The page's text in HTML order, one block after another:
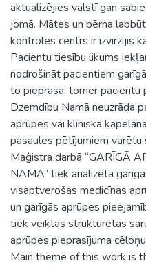
aktualizējies valstī gan
jomā. Mātes un bērna
kontroles centrs ir izvirzījis
Pacientu tiesību likums
nodrošināt pacientiem
to pieprasa, tomēr pacientu
Dzemdību Namā neuzrāda
aprūpes vai klīniskā
pasaules pētījumiem
Maģistra darbā “GARĪGĀ
NAMĀ” tiek analizēta
visaptverošas medicīnas
un garīgās aprūpes
tiek veiktas strukturētas
aprūpes pieprasījuma
Main theme of this work is